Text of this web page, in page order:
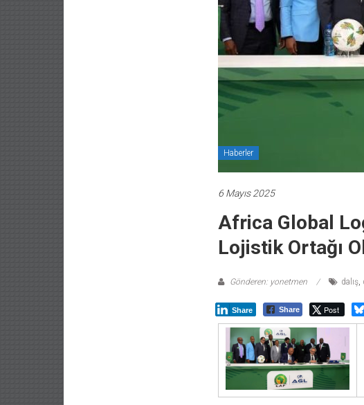
Haberler
6 Mayıs 2025
Africa Global
Lojistik Ortağı
Gönderen: yonetmen dalış,
Share Share Post